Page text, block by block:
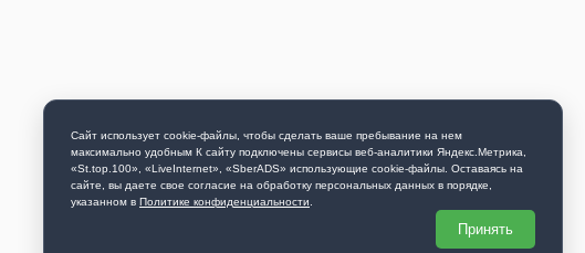
Сайт использует cookie-файлы, чтобы сделать ваше пребывание на нем
максимально удобным К cайту подключены сервисы веб-аналитики Яндекс.Метрика,
«St.top.100», «LiveInternet», «SberADS» использующиe cookie-файлы. Оставаясь на
сайте, вы даете свое согласие на обработку персональных данных в порядке,
указанном в Политике конфиденциальности
Принять